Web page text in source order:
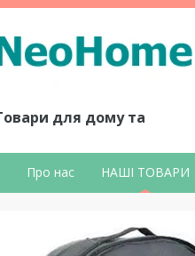
для дому та
Про нас НАШІ ТОВАРИ